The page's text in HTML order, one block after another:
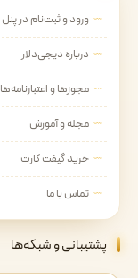
ورود و ثبت‌نام در پنل
درباره دیجی‌دلار
مجوزها و اعتبارنامه‌ها
مجله و آموزش
خرید گیفت کارت
تماس با ما
پشتیبانی و شبکه‌ها